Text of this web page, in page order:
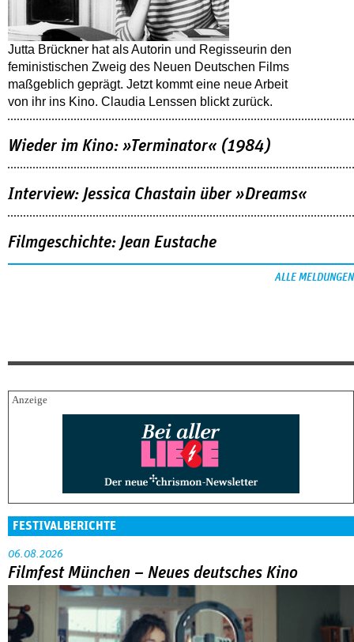
Jutta Brückner hat als Autorin und Regisseurin den
feministischen Zweig des Neuen Deutschen Films
maßgeblich geprägt. Jetzt kommt eine neue Arbeit
von ihr ins Kino. Claudia Lenssen blickt zurück.
Wieder im Kino: »Terminator« (1984)
Interview: Jessica Chastain über »Dreams«
Filmgeschichte: Jean Eustache
ALLE MELDUNGEN
FESTIVALBERICHTE
06.08.2026
Filmfest München – Neues deutsches Kino